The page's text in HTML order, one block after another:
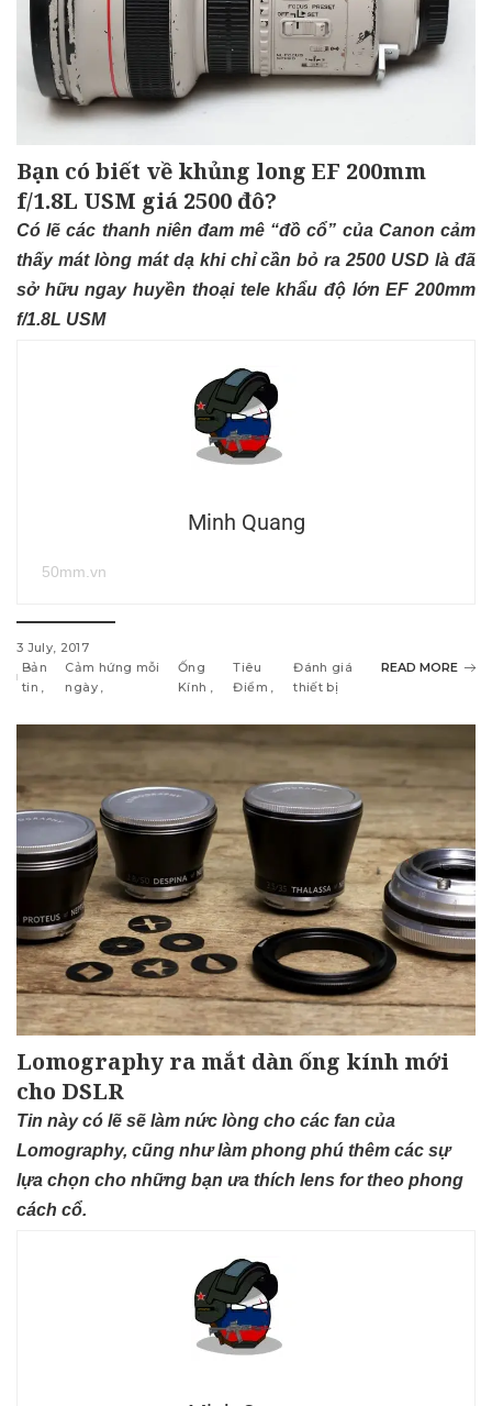
Bạn có biết về khủng long EF 200mm
f/1.8L USM giá 2500 đô?
Có lẽ các thanh niên đam mê “đồ cổ” của Canon cảm
thấy mát lòng mát dạ khi chỉ cần bỏ ra 2500 USD là đã
sở hữu ngay huyền thoại tele khẩu độ lớn EF 200mm
f/1.8L USM
Minh Quang
50mm.vn
3 July, 2017
Bản
tin
Cảm hứng mỗi
ngày
Ống
Kính
Tiêu
Điểm
Đánh giá
thiết bị
READ MORE
Lomography ra mắt dàn ống kính mới
cho DSLR
Tin này có lẽ sẽ làm nức lòng cho các fan của
Lomography, cũng như làm phong phú thêm các sự
lựa chọn cho những bạn ưa thích lens for theo phong
cách cổ.